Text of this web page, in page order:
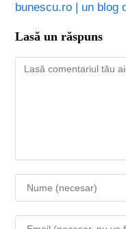
bunescu.ro | un blog
Lasă un răspuns